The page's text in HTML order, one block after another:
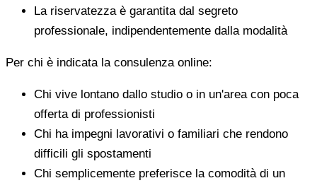
La riservatezza è garantita dal segreto
professionale, indipendentemente dalla modalità
Per chi è indicata la consulenza online:
Chi vive lontano dallo studio o in un'area con poca
offerta di professionisti
Chi ha impegni lavorativi o familiari che rendono
difficili gli spostamenti
Chi semplicemente preferisce la comodità di un